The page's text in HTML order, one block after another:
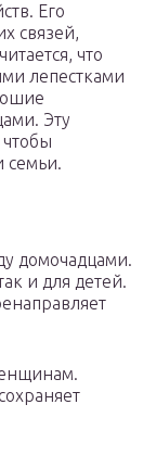
Его
связей,
что
лепестками
Эту
семьи.
домочадцами.
и для детей.